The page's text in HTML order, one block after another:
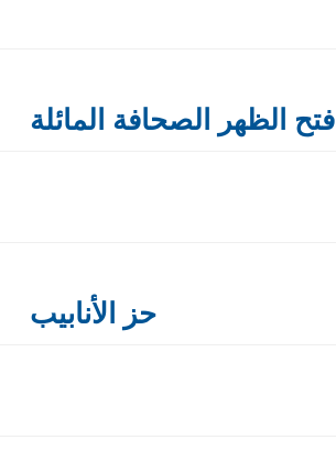
فتح الظهر الصحافة المائلة
حز الأنابيب